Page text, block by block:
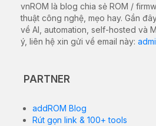
vnROM là blog chia sẻ ROM /
thuật công nghệ, mẹo hay. Gần
về AI, automation, self-hosted và
ý, liên hệ xin gửi về email này:
PARTNER
addROM Blog
Rút gọn link & 100+ tools